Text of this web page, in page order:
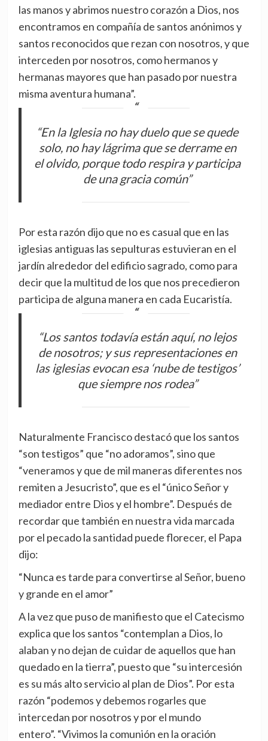
las manos y abrimos nuestro corazón a Dios, nos
encontramos en compañía de santos anónimos y
santos reconocidos que rezan con nosotros, y que
interceden por nosotros, como hermanos y
hermanas mayores que han pasado por nuestra
misma aventura humana”.
“En la Iglesia no hay duelo que se quede
solo, no hay lágrima que se derrame en
el olvido, porque todo respira y participa
de una gracia común”
Por esta razón dijo que no es casual que en las
iglesias antiguas las sepulturas estuvieran en el
jardín alrededor del edificio sagrado, como para
decir que la multitud de los que nos precedieron
participa de alguna manera en cada Eucaristía.
“Los santos todavía están aquí, no lejos
de nosotros; y sus representaciones en
las iglesias evocan esa ‘nube de testigos’
que siempre nos rodea”
Naturalmente Francisco destacó que los santos
“son testigos” que “no adoramos”, sino que
“veneramos y que de mil maneras diferentes nos
remiten a Jesucristo”, que es el “único Señor y
mediador entre Dios y el hombre”. Después de
recordar que también en nuestra vida marcada
por el pecado la santidad puede florecer, el Papa
dijo:
“Nunca es tarde para convertirse al Señor, bueno
y grande en el amor”
A la vez que puso de manifiesto que el Catecismo
explica que los santos “contemplan a Dios, lo
alaban y no dejan de cuidar de aquellos que han
quedado en la tierra”, puesto que “su intercesión
es su más alto servicio al plan de Dios”. Por esta
razón “podemos y debemos rogarles que
intercedan por nosotros y por el mundo
entero”. “Vivimos la comunión en la oración